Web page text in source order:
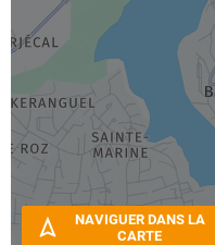
NAVIGUER DANS LA
CARTE